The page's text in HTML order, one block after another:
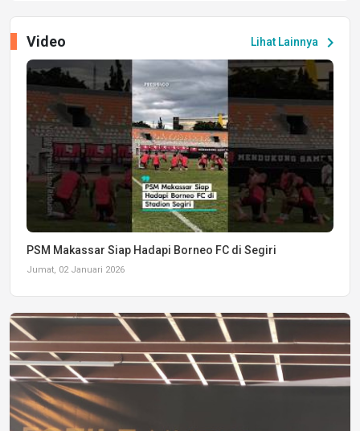
Lihat Lainnya chevron_right
Video
PSM Makassar Siap Hadapi Borneo FC di Segiri
Jumat, 02 Januari 2026